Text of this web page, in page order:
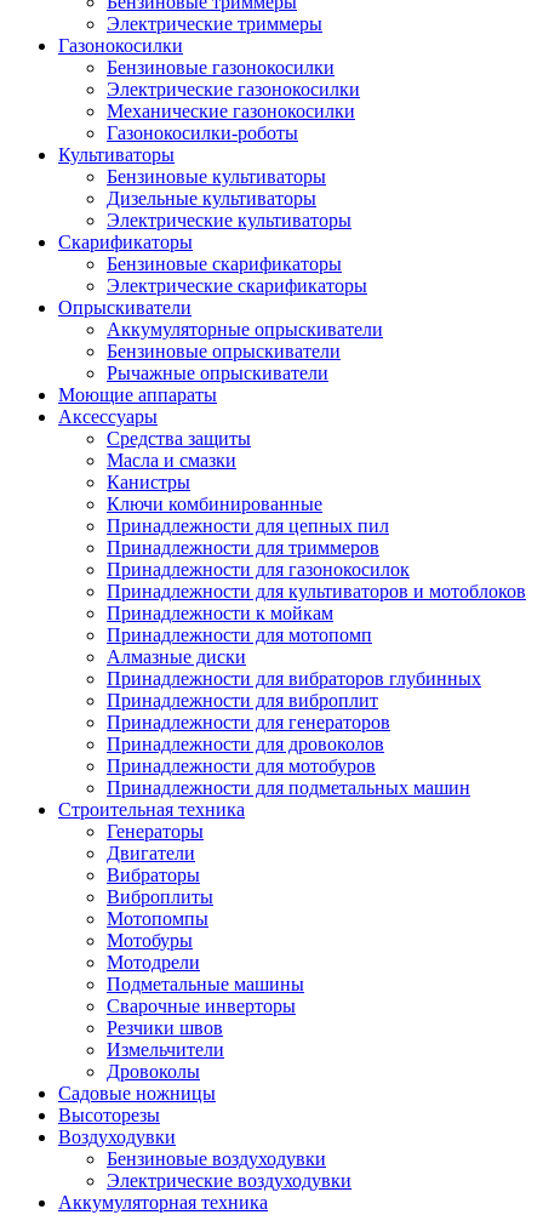
Электрические триммеры
Газонокосилки
Бензиновые газонокосилки
Электрические газонокосилки
Механические газонокосилки
Газонокосилки-роботы
Культиваторы
Бензиновые культиваторы
Дизельные культиваторы
Электрические культиваторы
Скарификаторы
Бензиновые скарификаторы
Электрические скарификаторы
Опрыскиватели
Аккумуляторные опрыскиватели
Бензиновые опрыскиватели
Рычажные опрыскиватели
Моющие аппараты
Аксессуары
Средства защиты
Масла и смазки
Канистры
Ключи комбинированные
Принадлежности для цепных пил
Принадлежности для триммеров
Принадлежности для газонокосилок
Принадлежности для культиваторов и мотоблоков
Принадлежности к мойкам
Принадлежности для мотопомп
Алмазные диски
Принадлежности для вибраторов глубинных
Принадлежности для виброплит
Принадлежности для генераторов
Принадлежности для дровоколов
Принадлежности для мотобуров
Принадлежности для подметальных машин
Строительная техника
Генераторы
Двигатели
Вибраторы
Виброплиты
Мотопомпы
Мотобуры
Мотодрели
Подметальные машины
Сварочные инверторы
Резчики швов
Измельчители
Дровоколы
Садовые ножницы
Высоторезы
Воздуходувки
Бензиновые воздуходувки
Электрические воздуходувки
Аккумуляторная техника